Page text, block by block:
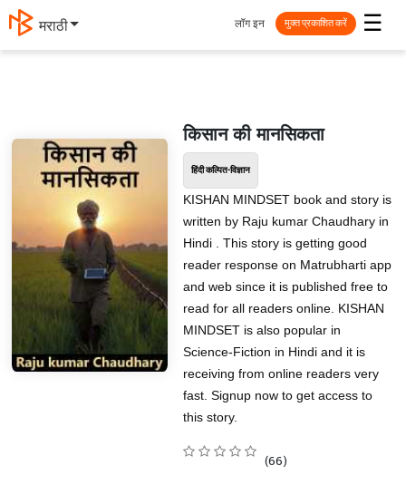
मराठी ☰
लॉग इन मुक्त प्रकाशित करें
किसान की मानसिकता
हिंदी कल्पित-विज्ञान
KISHAN MINDSET book and story is
written by Raju kumar Chaudhary in
Hindi . This story is getting good
reader response on Matrubharti app
and web since it is published free to
read for all readers online. KISHAN
MINDSET is also popular in
Science-Fiction in Hindi and it is
receiving from online readers very
fast. Signup now to get access to
this story.
(66)